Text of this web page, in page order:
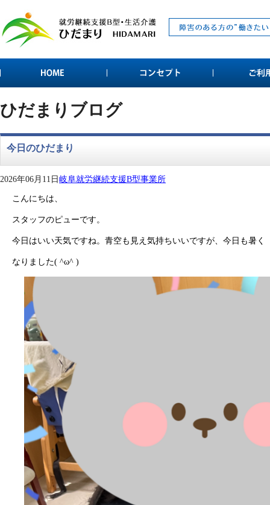
ひだまりブログ
今日のひだまり
2026年06月11日岐阜就労継続支援B型事業所
こんにちは、
スタッフのピューです。
今日はいい天気ですね。青空も見え気持ちいいですが、今日も暑く
なりました( ^ω^ )